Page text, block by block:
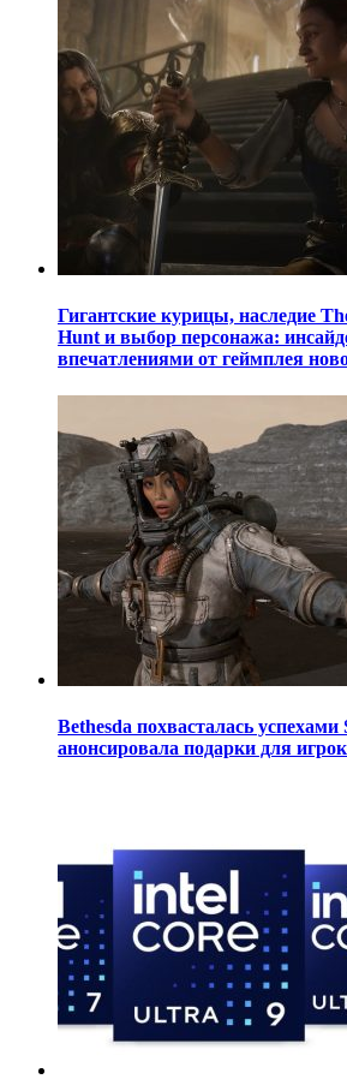
Гигантские курицы, наследие
Hunt и выбор персонажа:
впечатлениями от геймплея
Bethesda похвасталась
анонсировала подарки для